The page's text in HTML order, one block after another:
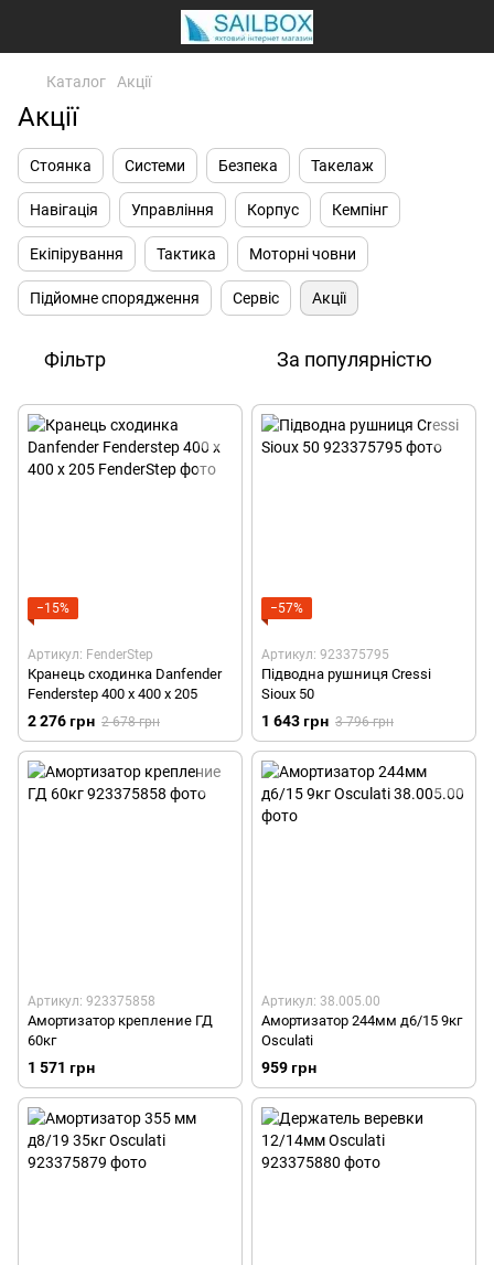
Каталог Акції
Акції
Стоянка Системи Безпека Такелаж
Навігація Управління Корпус Кемпінг
Екіпірування Тактика Моторні човни
Підйомне спорядження Сервіс Акції
Фільтр За популярністю
−15%
Артикул: FenderStep
Кранець сходинка Danfender
Fenderstep 400 х 400 х 205
2 276 грн 2 678 грн
−57%
Артикул: 923375795
Підводна рушниця Cressi
Sioux 50
1 643 грн 3 796 грн
Артикул: 923375858
Амортизатор крепление ГД
60кг
1 571 грн
Артикул: 38.005.00
Амортизатор 244мм д6/15 9кг
Osculati
959 грн